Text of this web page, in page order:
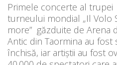
Primele concerte al
turneului mondial „Il Volo
more” găzduite de Arena
Antic din Taormina au fost
închisă, iar artiștii au fost